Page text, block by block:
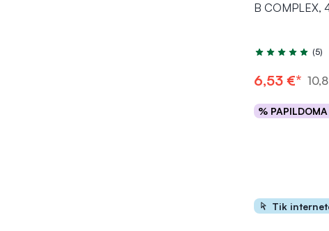
B COMPLEX,
Įvertinimas 5.0
(5)
6,53 €*
%
Į
Tik